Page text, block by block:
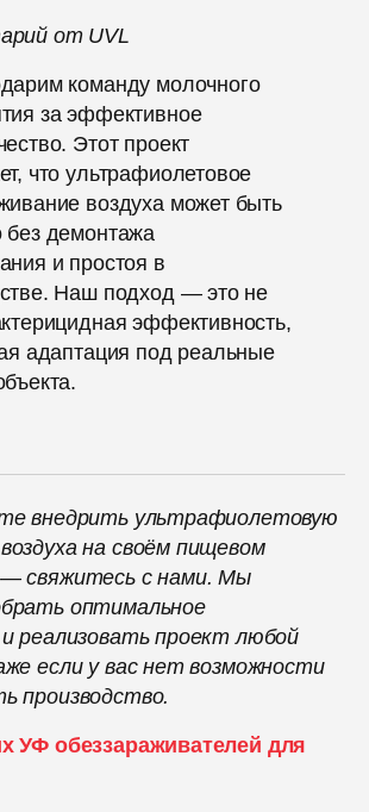
от UVL
команду молочного
за эффективное
Этот проект
что ультрафиолетовое
воздуха может быть
без демонтажа
и простоя в
Наш подход — это не
эффективность,
адаптация под реальные
внедрить ультрафиолетовую
на своём пищевом
свяжитесь с нами. Мы
оптимальное
и реализовать проект любой
если у вас нет возможности
производство.
УФ обеззараживателей для